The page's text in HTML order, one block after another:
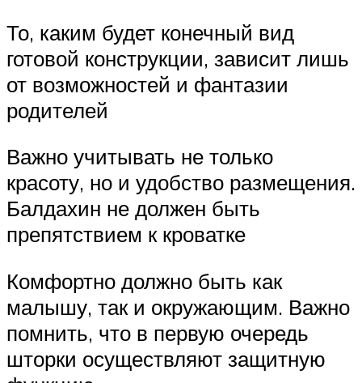
То, каким будет конечный вид
готовой конструкции, зависит лишь
от возможностей и фантазии
родителей
Важно учитывать не только
красоту, но и удобство размещения.
Балдахин не должен быть
препятствием к кроватке
Комфортно должно быть как
малышу, так и окружающим. Важно
помнить, что в первую очередь
шторки осуществляют защитную